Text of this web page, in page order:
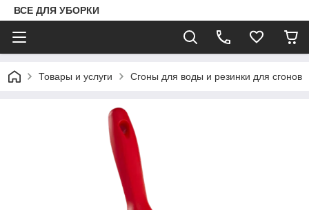
ВСЕ ДЛЯ УБОРКИ
Товары и услуги Сгоны для воды и резинки для сгонов